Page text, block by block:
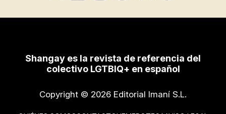
Shangay es la revista de referencia del
colectivo LGTBIQ+ en español
Copyright © 2026 Editorial Imaní S.L.